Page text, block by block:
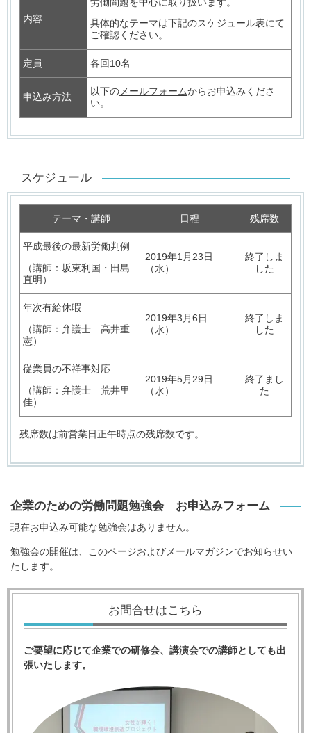
内容
労働問題を中心に取り扱います。
具体的なテーマは下記のスケジュール表にて
ご確認ください。
定員 各回10名
申込み方法
以下のメールフォームからお申込みくださ
い。
スケジュール
テーマ・講師 日程 残席数
平成最後の最新労働判例
（講師：坂東利国・田島
直明）
2019年1月23日
（水）
終了しま
した
年次有給休暇
（講師：弁護士 高井重
憲）
2019年3月6日
（水）
終了しま
した
従業員の不祥事対応
（講師：弁護士 荒井里
佳）
2019年5月29日
（水）
終了まし
た
残席数は前営業日正午時点の残席数です。
企業のための労働問題勉強会 お申込みフォーム
現在お申込み可能な勉強会はありません。
勉強会の開催は、このページおよびメールマガジンでお知らせい
たします。
お問合せはこちら
ご要望に応じて企業での研修会、講演会での講師としても出
張いたします。